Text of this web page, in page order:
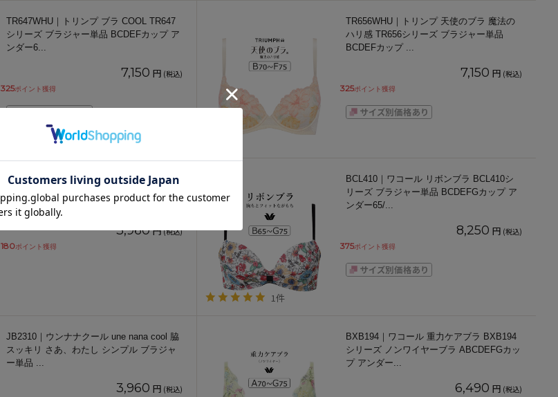
TR647WHU｜トリンプ ブラ COOL TR647
シリーズ ブラジャー単品 BCDEFカップ ア
ンダー6...
7,150 円 (税込)
325ポイント獲得
TR656WHU｜トリンプ 天使のブラ 魔法の
ハリ感 TR656シリーズ ブラジャー単品
BCDEFカップ ...
7,150 円 (税込)
325ポイント獲得
JB2300｜ウンナナクール une nana cool 脇
スッキリ♪ さあ、わたし レース ブラジャー
単品 ...
3,960 円(税込)
180ポイント獲得
BCL410｜ワコール リボンブラ BCL410シ
リーズ ブラジャー単品 BCDEFGカップ ア
ンダー65/...
1件
8,250 円 (税込)
375ポイント獲得
JB2310｜ウンナナクール une nana cool 脇
スッキリ さあ、わたし シンプル ブラジャ
ー単品 ...
3,960 円 (税込)
BXB194｜ワコール 重力ケアブラ BXB194
シリーズ ノンワイヤーブラ ABCDEFGカッ
プ アンダー...
6,490 円 (税込)